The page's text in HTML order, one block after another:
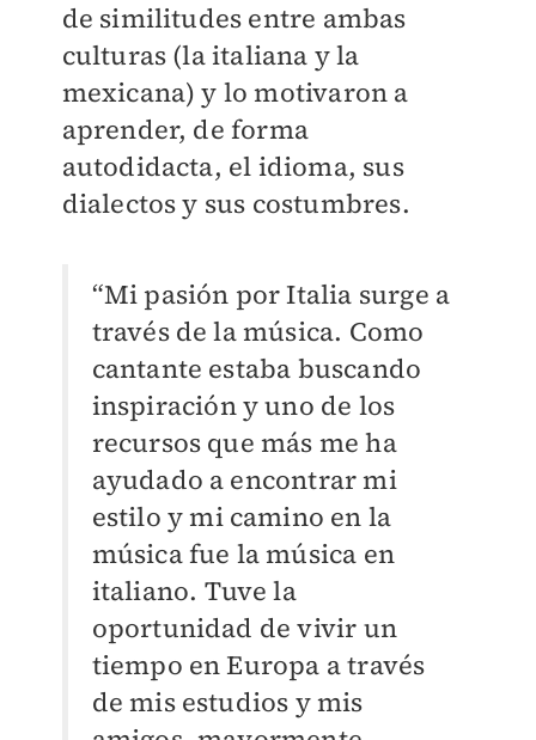
de similitudes entre ambas
culturas (la italiana y la
mexicana) y lo motivaron a
aprender, de forma
autodidacta, el idioma, sus
dialectos y sus costumbres.
“Mi pasión por Italia surge a
través de la música. Como
cantante estaba buscando
inspiración y uno de los
recursos que más me ha
ayudado a encontrar mi
estilo y mi camino en la
música fue la música en
italiano. Tuve la
oportunidad de vivir un
tiempo en Europa a través
de mis estudios y mis